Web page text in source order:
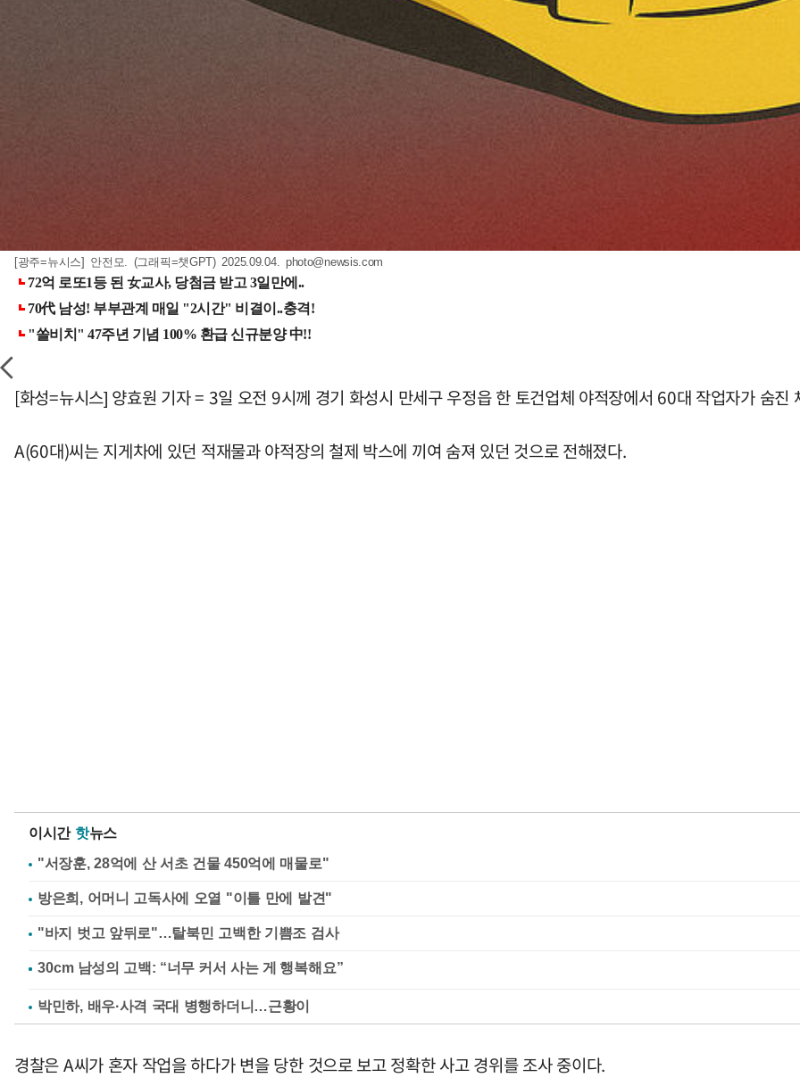
[광주=뉴시스] 안전모. (그래픽=챗GPT) 2025.09.04. photo@newsis.com
[화성=뉴시스] 양효원 기자 = 3일 오전 9시께 경기 화성시 만세구 우정읍 한 토건업체 야적장에서 60대 작업자가 숨진
A(60대)씨는 지게차에 있던 적재물과 야적장의 철제 박스에 끼여 숨져 있던 것으로 전해졌다.
이시간 핫뉴스
"서장훈, 28억에 산 서초 건물 450억에 매물로"
방은희, 어머니 고독사에 오열 "이틀 만에 발견"
"바지 벗고 앞뒤로"…탈북민 고백한 기쁨조 검사
박민하, 배우·사격 국대 병행하더니…근황이
경찰은 A씨가 혼자 작업을 하다가 변을 당한 것으로 보고 정확한 사고 경위를 조사 중이다.